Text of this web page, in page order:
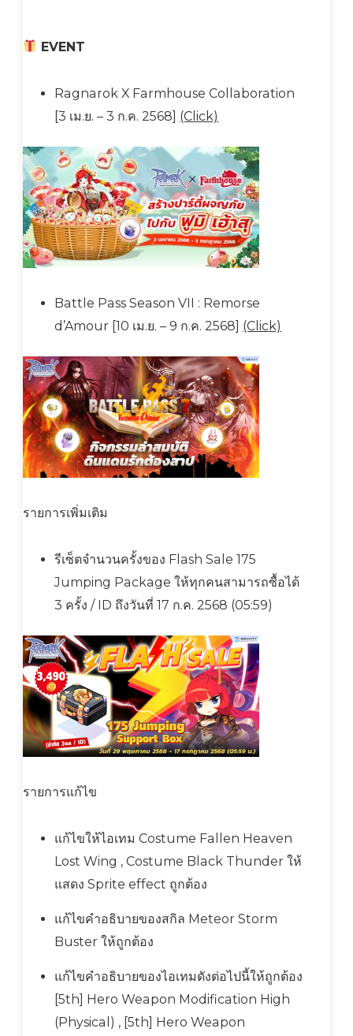
EVENT
Ragnarok X Farmhouse Collaboration
[3 เม.ย. – 3 ก.ค. 2568] (Click)
Battle Pass Season VII : Remorse
d’Amour [10 เม.ย. – 9 ก.ค. 2568] (Click)
รายการเพิ่มเติม
รีเซ็ตจำนวนครั้งของ Flash Sale 175
Jumping Package ให้ทุกคนสามารถซื้อได้
3 ครั้ง / ID ถึงวันที่ 17 ก.ค. 2568 (05:59)
รายการแก้ไข
แก้ไขให้ไอเทม Costume Fallen Heaven
Lost Wing , Costume Black Thunder ให้
แสดง Sprite effect ถูกต้อง
แก้ไขคำอธิบายของสกิล Meteor Storm
Buster ให้ถูกต้อง
แก้ไขคำอธิบายของไอเทมดังต่อไปนี้ให้ถูกต้อง
[5th] Hero Weapon Modification High
(Physical) , [5th] Hero Weapon